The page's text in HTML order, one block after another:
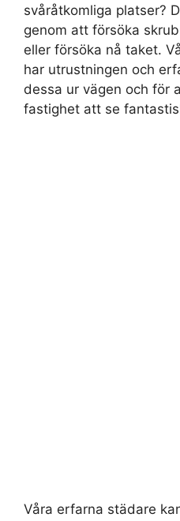
svåråtkomliga platser?
genom att försöka
eller försöka nå taket.
har utrustningen och
dessa ur vägen och för
fastighet att se
Våra erfarna städare